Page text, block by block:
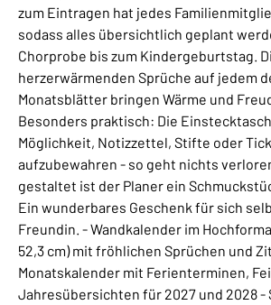
zum Eintragen hat jedes
sodass alles übersichtlich geplant
Chorprobe bis zum Kindergeburtstag.
herzerwärmenden Sprüche auf jedem
Monatsblätter bringen Wärme und
Besonders praktisch: Die
Möglichkeit, Notizzettel, Stifte oder
aufzubewahren - so geht nichts
gestaltet ist der Planer ein
Ein wunderbares Geschenk für sich
Freundin. - Wandkalender im
52,3 cm) mit fröhlichen Sprüchen und
Monatskalender mit Ferienterminen,
Jahresübersichten für 2027 und 2028 -